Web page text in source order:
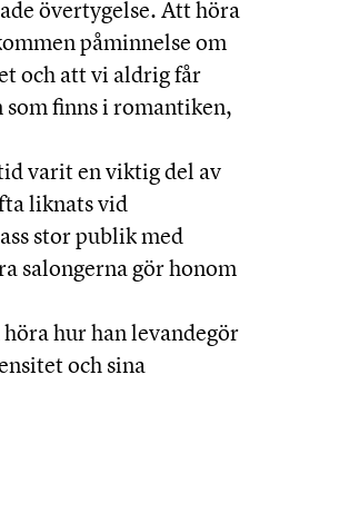
övertygelse. Att höra
påminnelse om
och att vi aldrig får
finns i romantiken,
varit en viktig del av
liknats vid
stor publik med
salongerna gör honom
hur han levandegör
och sina